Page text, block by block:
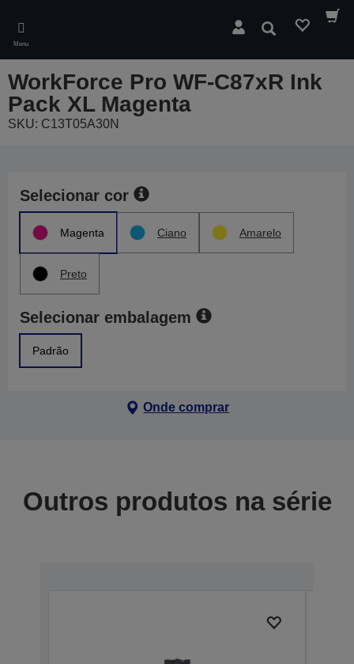
main
content
Menu
Pesquisar
WorkForce Pro WF-C87xR Ink
Pack XL Magenta
SKU: C13T05A30N
Selecionar cor
Magenta Ciano Amarelo
Preto
Selecionar embalagem
Padrão
Onde comprar
Outros produtos na série